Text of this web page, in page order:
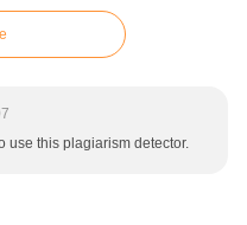
use this plagiarism detector.